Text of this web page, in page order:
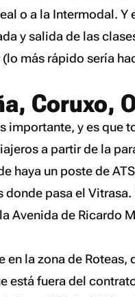
o a la Intermodal.
y salida de las
más rápido sería
Coruxo,
importante, y es que
a partir de la
haya un poste de
pasa el
Avenida de Ricardo
la zona de Roteas,
está fuera del